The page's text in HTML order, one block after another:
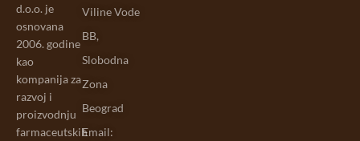
d.o.o. je
osnovana
2006. godine
kao
kompanija za
razvoj i
proizvodnju
farmaceutskih
Viline Vode
BB,
Slobodna
Zona
Beograd
Email: